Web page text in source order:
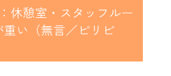
休憩室・スタッフルー
重い（無言／ピリピ